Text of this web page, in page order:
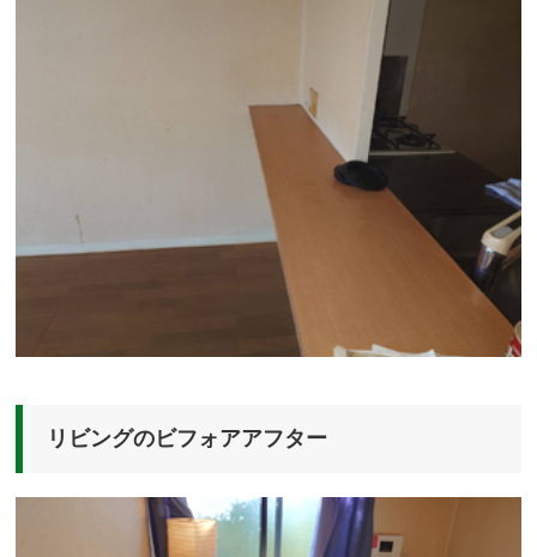
リビングのビフォアアフター